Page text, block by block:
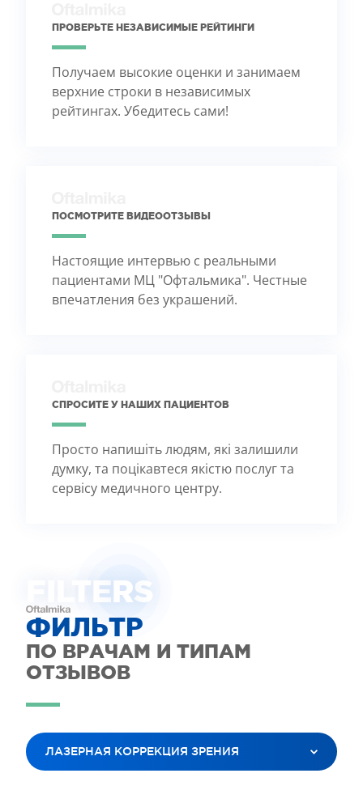
ПРОВЕРЬТЕ НЕЗАВИСИМЫЕ РЕЙТИНГИ
Получаем высокие оценки и занимаем
верхние строки в независимых
рейтингах. Убедитесь сами!
ПОСМОТРИТЕ ВИДЕООТЗЫВЫ
Настоящие интервью с реальными
пациентами МЦ "Офтальмика". Честные
впечатления без украшений.
СПРОСИТЕ У НАШИХ ПАЦИЕНТОВ
Просто напишіть людям, які залишили
думку, та поцікавтеся якістю послуг та
сервісу медичного центру.
FILTERS
ФИЛЬТР
ПО ВРАЧАМ И ТИПАМ
ОТЗЫВОВ
ЛАЗЕРНАЯ КОРРЕКЦИЯ ЗРЕНИЯ